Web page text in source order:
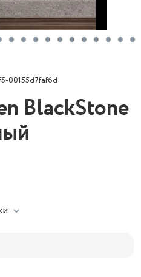
00155d7faf6d
BlackStone